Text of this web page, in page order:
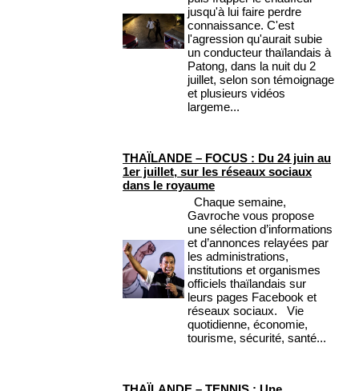
jusqu'à lui faire perdre
connaissance. C'est
l'agression qu'aurait subie
un conducteur thaïlandais à
Patong, dans la nuit du 2
juillet, selon son témoignage
et plusieurs vidéos
largeme...
THAÏLANDE – FOCUS : Du 24 juin au
1er juillet, sur les réseaux sociaux
dans le royaume
Chaque semaine,
Gavroche vous propose
une sélection d’informations
et d’annonces relayées par
les administrations,
institutions et organismes
officiels thaïlandais sur
leurs pages Facebook et
réseaux sociaux. Vie
quotidienne, économie,
tourisme, sécurité, santé...